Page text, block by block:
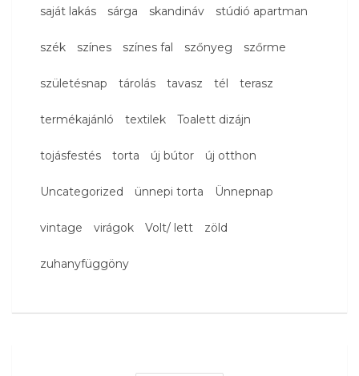
saját lakás sárga skandináv stúdió apartman
szék színes színes fal szőnyeg szőrme
születésnap tárolás tavasz tél terasz
termékajánló textilek Toalett dizájn
tojásfestés torta új bútor új otthon
Uncategorized ünnepi torta Ünnepnap
vintage virágok Volt/ lett zöld
zuhanyfüggöny